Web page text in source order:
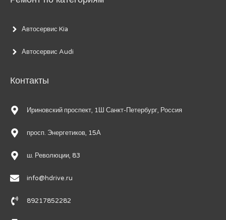
Автосервис Kia
Автосервис Audi
Контакты
Ириновский проспект, 1Ш Санкт-Петербург, Россия
просп. Энергетиков, 15А
ш. Революции, 83
info@hdrive.ru
89217852282